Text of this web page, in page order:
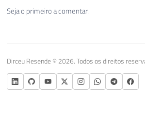
Seja o primeiro a comentar.
Dirceu Resende © 2026. Todos os direitos